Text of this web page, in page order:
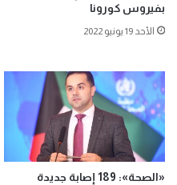
بفيروس كورونا
الأحد 19 يونيو 2022
«الصحة»: 189 إصابة جديدة